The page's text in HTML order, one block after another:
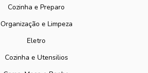
Cozinha e Preparo
Organização e Limpeza
Eletro
Cozinha e Utensilios